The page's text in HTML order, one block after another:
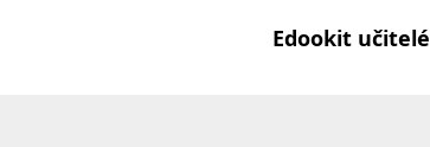
Edookit učitelé